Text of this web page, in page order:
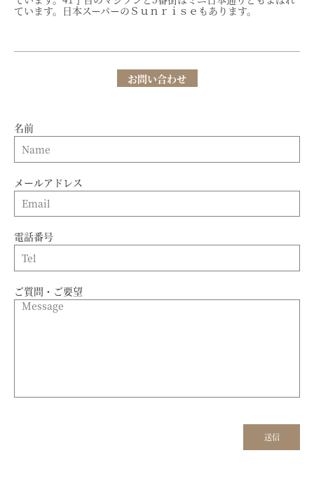
ています。日本スーパーのＳｕｎｒｉｓｅもあります。
お問い合わせ
名前
メールアドレス
電話番号
ご質問・ご要望